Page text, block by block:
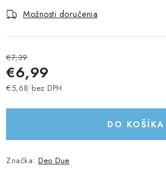
Možnosti doručenia
€7,39
€6,99
€5,68 bez DPH
DO KOŠÍKA
Značka: Deo Due